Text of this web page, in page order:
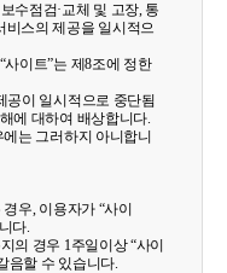
수점검·교체 및 고장, 통
비스의 제공을 일시적으
이트”는 제8조에 정한
공이 일시적으로 중단됨
에 대하여 배상합니다.
는 그러하지 아니합니
우, 이용자가 “사이
다.
의 경우 1주일이상 “사이
음할 수 있습니다.